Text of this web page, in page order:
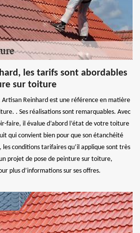
les tarifs sont abordables
sur toiture
Artisan Reinhard est une référence en matière
. Ses réalisations sont remarquables. Avec
faire, il évalue d’abord l’état de votre toiture
qui convient bien pour que son étanchéité
conditions tarifaires qu’il applique sont très
projet de pose de peinture sur toiture,
plus d’informations sur ses offres.